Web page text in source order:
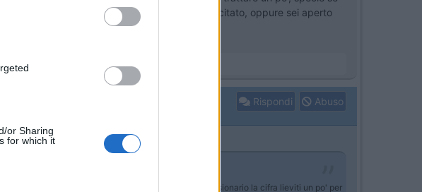
or Sharing
for which it
se la tua scelta è indirizzata al marchio gia' citato, oppure sei aperto
Rispondi Abuso
cifre direi che sei quasi in linea, anche se dal concessionario la cifra lieviti un po' per